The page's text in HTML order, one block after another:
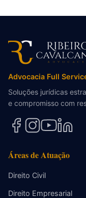
Advocacia Full
Soluções jurídicas
e compromisso com
Áreas de Atuação
Direito Civil
Direito Empresarial